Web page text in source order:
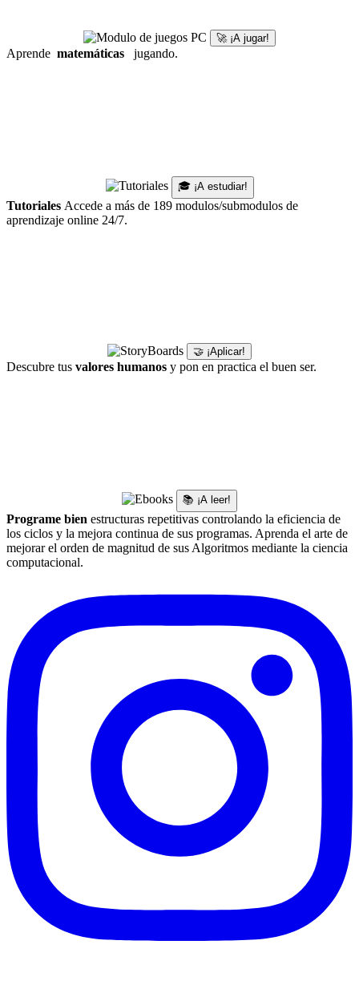
🚀 ¡A jugar!
Aprende matemáticas jugando.
🎓 ¡A estudiar!
Tutoriales Accede a más de 189 modulos/submodulos de
aprendizaje online 24/7.
🤝 ¡Aplicar!
Descubre tus valores humanos y pon en practica el buen ser.
📚 ¡A leer!
Programe bien estructuras repetitivas controlando la eficiencia de
los ciclos y la mejora continua de sus programas. Aprenda el arte de
mejorar el orden de magnitud de sus Algoritmos mediante la ciencia
computacional.